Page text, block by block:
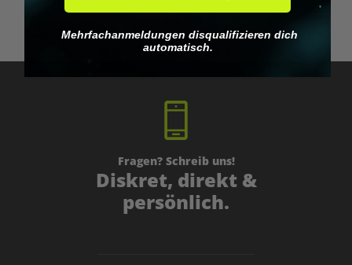
39,95 €*
Fragen? Schreib uns!
Diskret, direkt &
persönlich.
Mehrfachanmeldungen disqualifizieren dich
automatisch.